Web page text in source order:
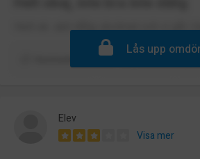
Helt ok. skit dålig skolmat och vi går i
Lås upp
Elev
Visa mer